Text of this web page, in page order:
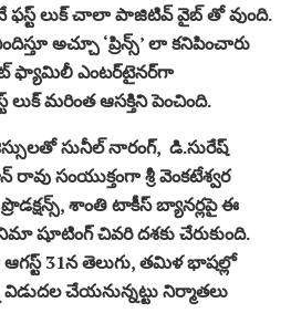
ఫస్ట్ లుక్ చాలా పాజిటివ్ వైబ్ తో వుంది.
అచ్చూ ‘ప్రిన్స్’ లా కనిపించారు
ఫ్యామిలీ ఎంటర్‌టైనర్‌గా
మరింత ఆసక్తిని పెంచింది.
సునీల్ నారంగ్, డి.సురేష్
సంయుక్తంగా శ్రీ వెంకటేశ్వర
శాంతి టాకీస్ బ్యానర్లపై ఈ
షూటింగ్ చివరి దశకు చేరుకుంది.
31న తెలుగు, తమిళ భాషల్లో
చేయనున్నట్టు నిర్మాతలు